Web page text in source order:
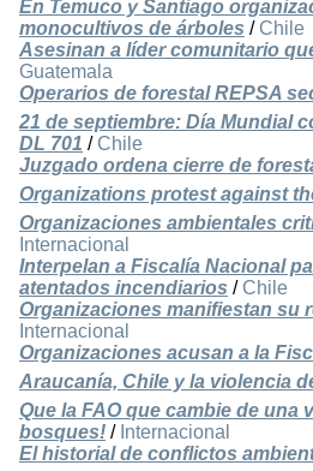
En Temuco y Santiago
monocultivos de árboles / Chile
Asesinan a líder comunitario
Guatemala
Operarios de forestal REPSA
21 de septiembre: Día Mundial
DL 701 / Chile
Juzgado ordena cierre de
Organizations protest against
Organizaciones ambientales
Internacional
Interpelan a Fiscalía Nacional
atentados incendiarios / Chile
Organizaciones manifiestan su
Internacional
Organizaciones acusan a la
Araucanía, Chile y la violencia
Que la FAO que cambie de una
bosques! / Internacional
El historial de conflictos